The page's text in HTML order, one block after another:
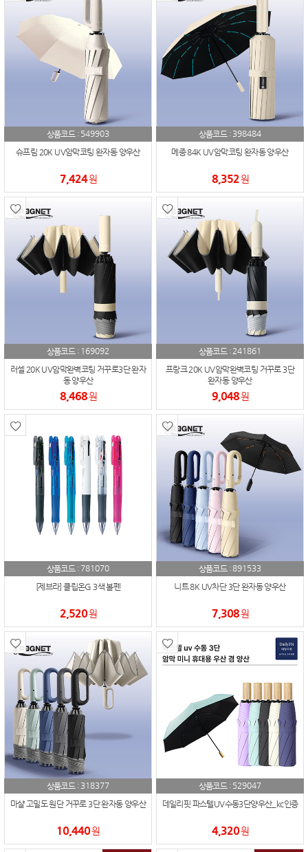
상품코드 : 549903
슈프림 20K UV암막코팅 완자동 양우산
7,424원
상품코드 : 398484
메종 84K UV암막코팅 완자동 양우산
8,352원
상품코드 : 169092
러셀 20K UV암막완벽코팅 거꾸로3단 완자
동 양우산
8,468원
상품코드 :241861
프랑크 20K UV암막완벽코팅 거꾸로 3단
완자동 양우산
9,048원
상품코드 : 781070
[제브라] 클립온G 3색 볼펜
2,520원
상품코드 :891533
니트 8K UV차단 3단 완자동 양우산
7,308원
상품코드 : 318377
마샬 고밀도 원단 거꾸로 3단 완자동 양우산
10,440원
상품코드 : 529047
데일리핏 파스텔UV수동3단양우산_kc인증
4,320원